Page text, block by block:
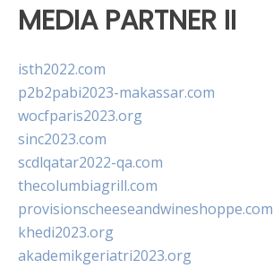
MEDIA PARTNER II
isth2022.com
p2b2pabi2023-makassar.com
wocfparis2023.org
sinc2023.com
scdlqatar2022-qa.com
thecolumbiagrill.com
provisionscheeseandwineshoppe.com
khedi2023.org
akademikgeriatri2023.org